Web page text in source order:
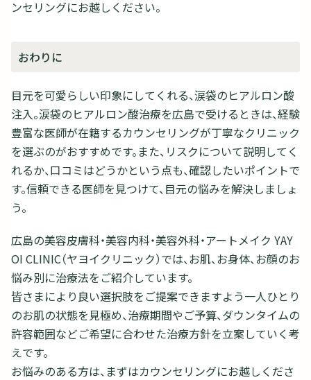
ンセリングにお越しください。
おわりに
目元を可愛らしい印象にしてくれる、涙袋のヒアルロン酸
注入。涙袋のヒアルロン酸治療を広島で受けるときは、経験
豊富な医師が在籍するカウンセリングが丁寧なクリニック
を選ぶのがおすすめです。また、リスクについて説明してく
れるか、口コミはどうかという点も、確認したいポイントで
す。信頼できる医師を見つけて、目元の悩みを解決しましょ
う。
広島の美容皮膚科・美容内科・美容外科・アートメイク YAY
OI CLINIC（ヤヨイクリニック）では、お肌、お身体、お顔のお
悩み別に治療法をご紹介しています。
皆さまにより良い選択肢をご提案できますよう一人ひとり
のお肌の状態を見極め、治療期間やご予算、ダウンタイムの
許容範囲などご希望に合わせた治療方針を立案していく考
えです。
お悩みのある方は、まずはカウンセリングにお越しくださ